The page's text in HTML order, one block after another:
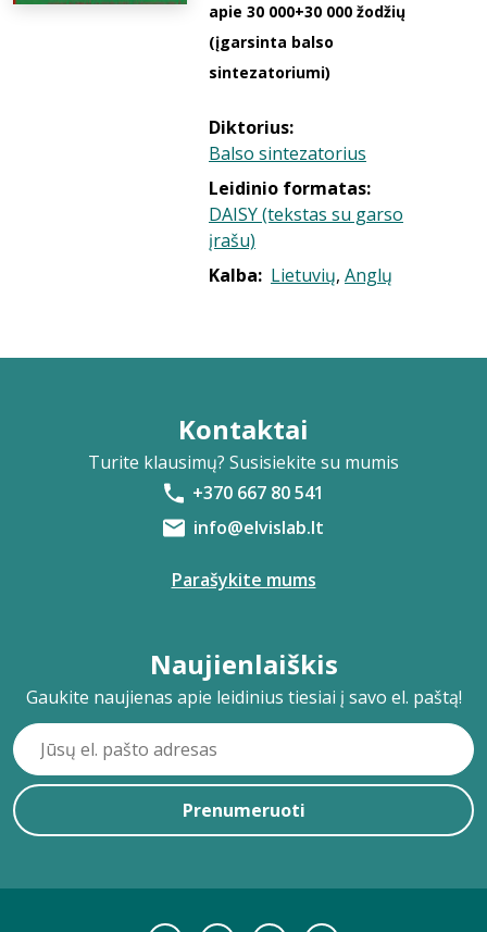
apie 30 000+30 000 žodžių
(įgarsinta balso
sintezatoriumi)
Diktorius:
Balso sintezatorius
Leidinio formatas:
DAISY (tekstas su garso
įrašu)
Kalba: Lietuvių, Anglų
Kontaktai
Turite klausimų? Susisiekite su mumis
+370 667 80 541
info@elvislab.lt
Parašykite mums
Naujienlaiškis
Gaukite naujienas apie leidinius tiesiai į savo el. paštą!
Prenumeruoti